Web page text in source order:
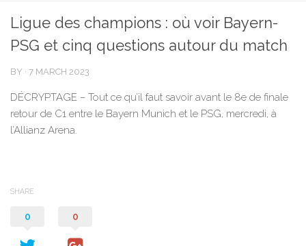
Ligue des champions : où voir Bayern-
PSG et cinq questions autour du match
BY · 7 MARCH 2023
DÉCRYPTAGE – Tout ce qu’il faut savoir avant le 8e de finale
retour de C1 entre le Bayern Munich et le PSG, mercredi, à
l’Allianz Arena.
SHARE
0 0